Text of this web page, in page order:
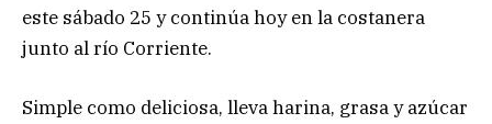
este sábado 25 y continúa hoy en la costanera
junto al río Corriente.
Simple como deliciosa, lleva harina, grasa y azúcar